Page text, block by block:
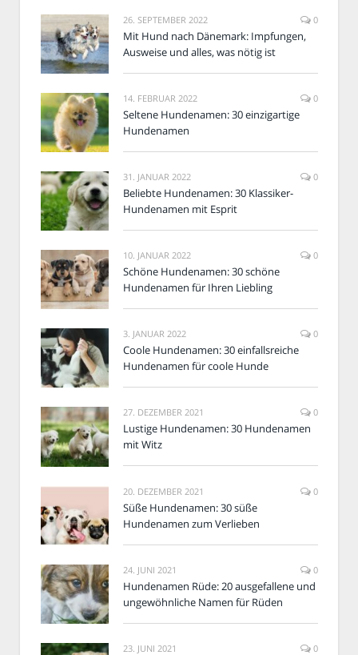
26. SEPTEMBER 2022 0
Mit Hund nach Dänemark: Impfungen,
Ausweise und alles, was nötig ist
14. FEBRUAR 2022 0
Seltene Hundenamen: 30 einzigartige
Hundenamen
31. JANUAR 2022 0
Beliebte Hundenamen: 30 Klassiker-
Hundenamen mit Esprit
10. JANUAR 2022 0
Schöne Hundenamen: 30 schöne
Hundenamen für Ihren Liebling
3. JANUAR 2022 0
Coole Hundenamen: 30 einfallsreiche
Hundenamen für coole Hunde
27. DEZEMBER 2021 0
Lustige Hundenamen: 30 Hundenamen
mit Witz
20. DEZEMBER 2021 0
Süße Hundenamen: 30 süße
Hundenamen zum Verlieben
24. JUNI 2021 0
Hundenamen Rüde: 20 ausgefallene und
ungewöhnliche Namen für Rüden
23. JUNI 2021 0